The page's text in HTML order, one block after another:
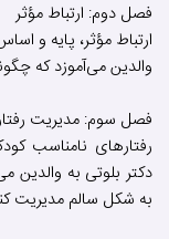
فصل دوم: ارتباط مؤثر
ارتباط مؤثر، پایه و
والدین می‌آموزد که
فصل سوم: مدیریت
رفتارهای نامناسب
دکتر بلوتی به والدین
به شکل سالم مدیریت